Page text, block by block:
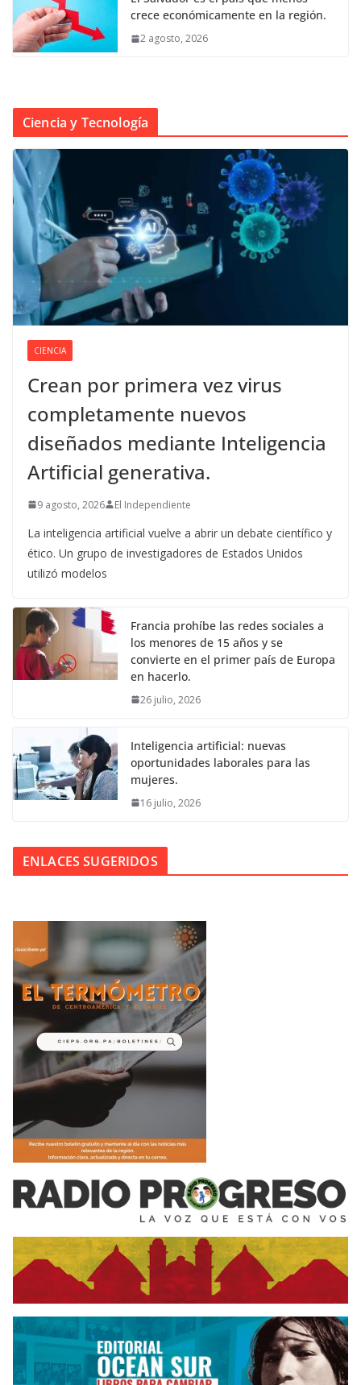
crece económicamente en la región.
2 agosto, 2026
Ciencia y Tecnología
CIENCIA
Crean por primera vez virus
completamente nuevos
diseñados mediante Inteligencia
Artificial generativa.
9 agosto, 2026 El Independiente
La inteligencia artificial vuelve a abrir un debate científico y
ético. Un grupo de investigadores de Estados Unidos
utilizó modelos
Francia prohíbe las redes sociales a
los menores de 15 años y se
convierte en el primer país de Europa
en hacerlo.
26 julio, 2026
Inteligencia artificial: nuevas
oportunidades laborales para las
mujeres.
16 julio, 2026
ENLACES SUGERIDOS